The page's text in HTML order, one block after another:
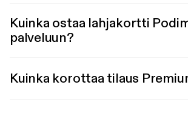
Kuinka ostaa lahjakortti
palveluun?
Kuinka korottaa tilaus